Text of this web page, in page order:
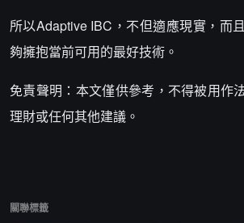
所以Adaptive IBC，不但適應現實，而
夠擁抱當前可用的最好技術。
免責聲明：本文僅供參考，不得被用作
理財或任何其他建議。
關聯標籤